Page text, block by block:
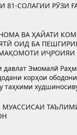
81-СОЛАГИИ РӮЗИ
ВА ҲАЙАТИ
ОИД БА
давлат Эмомалӣ
корҳои
таҳкими
МУАССИСАИ